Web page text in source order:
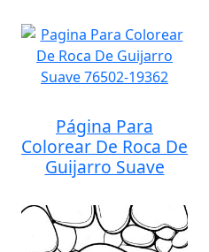
Página Para
Colorear De Roca De
Guijarro Suave